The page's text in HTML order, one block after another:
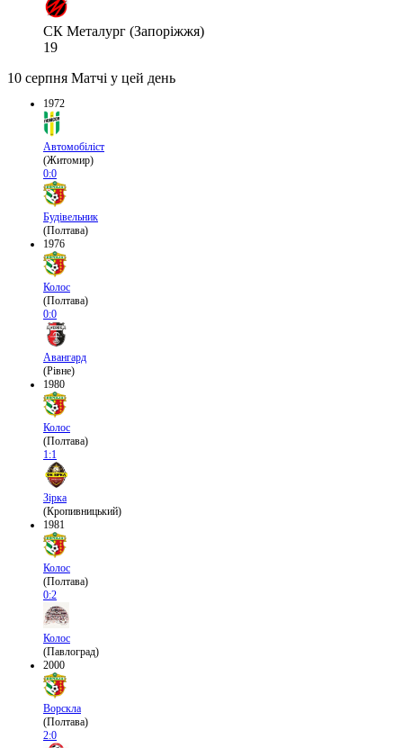
СК Металург (Запоріжжя)
19
10 серпня Матчі у цей день
1972
Автомобіліст
(Житомир)
0:0
Будівельник
(Полтава)
1976
Колос
(Полтава)
0:0
Авангард
(Рівне)
1980
Колос
(Полтава)
1:1
Зірка
(Кропивницький)
1981
Колос
(Полтава)
0:2
Колос
(Павлоград)
2000
Ворскла
(Полтава)
2:0